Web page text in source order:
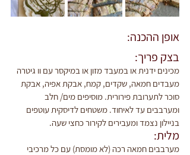
אופן ההכנה:
בצק פריך:
מכינים ידנית או במעבד מזון או במיקסר עם וו גיטרה
מעבדים חמאה, שקדים, קמח, אבקת אפיה, אבקת
סוכר לתערובת פירורית. מוסיפים מים/ חלב
ומערבבים עד לאיחוד. משטחים לדיסקית עוטפים
בניילון נצמד ומעבירים לקירור כחצי שעה.
מלית:
מערבבים חמאה רכה (לא מומסת) עם כל מרכיבי